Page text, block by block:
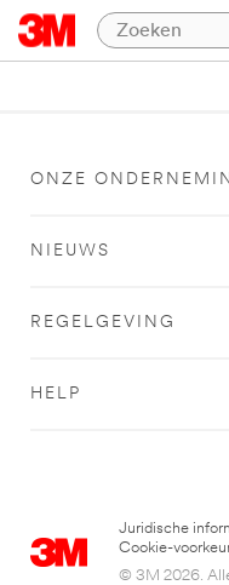
ONZE
NIEUWS
REGELGEVING
HELP
Juridische
Cookie-
© 3M 2026.